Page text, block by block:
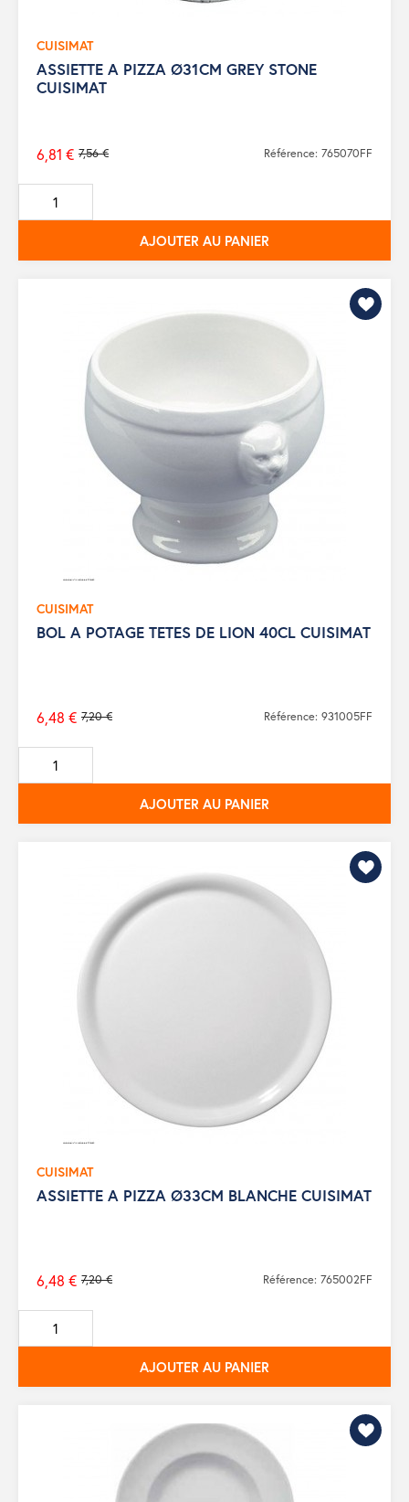
CUISIMAT
ASSIETTE A PIZZA Ø31CM GREY STONE
CUISIMAT
Prix
de
base
7,56 €
6,81 € Référence: 765070FF
AJOUTER AU PANIER
CUISIMAT
BOL A POTAGE TETES DE LION 40CL CUISIMAT
Prix
de
base
7,20 €
6,48 € Référence: 931005FF
AJOUTER AU PANIER
CUISIMAT
ASSIETTE A PIZZA Ø33CM BLANCHE CUISIMAT
Prix
de
base
7,20 €
6,48 € Référence: 765002FF
AJOUTER AU PANIER